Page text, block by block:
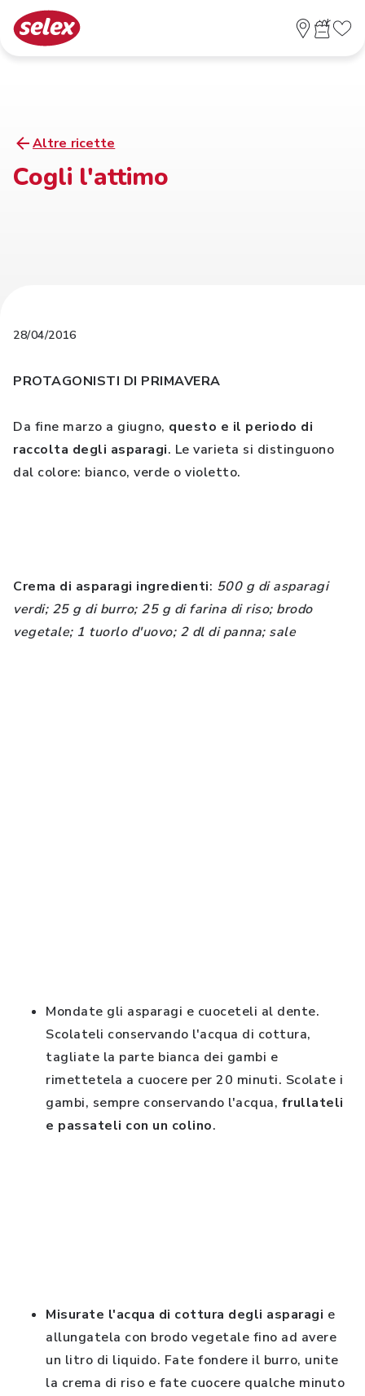
Altre ricette
Cogli l'attimo
28/04/2016
PROTAGONISTI DI PRIMAVERA
Da fine marzo a giugno, questo e il periodo di
raccolta degli asparagi. Le varieta si distinguono
dal colore: bianco, verde o violetto.
Crema di asparagi ingredienti: 500 g di asparagi
verdi; 25 g di burro; 25 g di farina di riso; brodo
vegetale; 1 tuorlo d'uovo; 2 dl di panna; sale
Mondate gli asparagi e cuoceteli al dente.
Scolateli conservando l'acqua di cottura,
tagliate la parte bianca dei gambi e
rimettetela a cuocere per 20 minuti. Scolate i
gambi, sempre conservando l'acqua, frullateli
e passateli con un colino.
Misurate l'acqua di cottura degli asparagi e
allungatela con brodo vegetale fino ad avere
un litro di liquido. Fate fondere il burro, unite
la crema di riso e fate cuocere qualche minuto